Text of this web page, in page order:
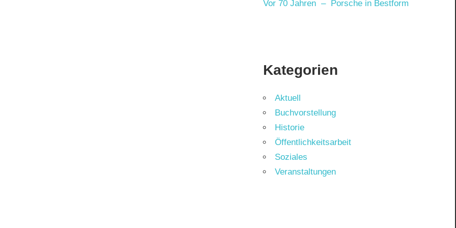
Vor 70 Jahren – Porsche in Bestform
Kategorien
Aktuell
Buchvorstellung
Historie
Öffentlichkeitsarbeit
Soziales
Veranstaltungen